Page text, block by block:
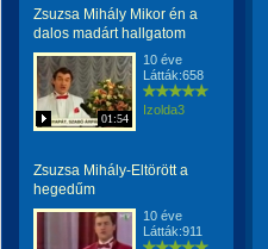
Zsuzsa Mihály Mikor én a
dalos madárt hallgatom
01:54
10 éve
Látták:658
Izolda3
Zsuzsa Mihály-Eltörött a
hegedűm
10 éve
Látták:911